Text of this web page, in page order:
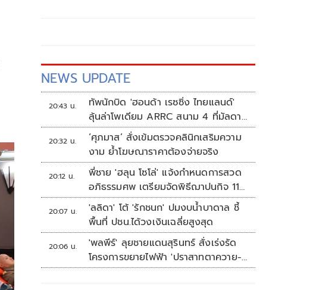
NEWS UPDATE
20:43 น.
ทัพนักบิด 'ฮอนด้า เรซซิ่ง ไทยแลนด์'
ลุ้นล่าโพเดียม ARRC สนาม 4 ที่มัลดาลิ
กา
20:32 น.
‘ศุภมาส’ สั่งเข้มตรวจคลินิกเสริมความ
งาม ย้ำโฆษณาราคาต้องจ่ายจริง
20:12 น.
พี่ชาย 'ฮลุน โซโล่' แจ้งกำหนดการสวด
อภิธรรมศพ เตรียมจัดพิธีฌาปนกิจ 11
ส.ค.
20:07 น.
'ลลิดา' โต้ 'รักชนก' ปมงบน้ำบาดาล ชี้
พื้นที่ ปชน.ได้วงเงินเฉลี่ยสูงสุด
20:06 น.
'พลพีร์' ลุยชายแดนสุรินทร์ สั่งเร่งรัด
โครงการขยายไฟฟ้า 'ปราสาทตาควาย-
เนิน 350'